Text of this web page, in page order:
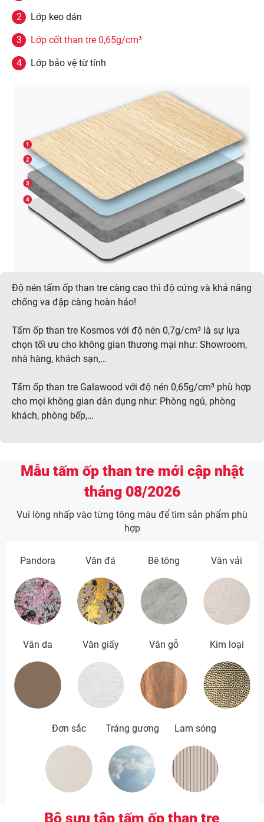
Lớp keo dán
Lớp cốt than tre 0,65g/cm³
Lớp bảo vệ từ tính
Độ nén tấm ốp than tre càng cao thì độ cứng và khả năng
chống va đập càng hoàn hảo!
Tấm ốp than tre Kosmos với độ nén 0,7g/cm³ là sự lựa
chọn tối ưu cho không gian thương mại như: Showroom,
nhà hàng, khách sạn,…
Tấm ốp than tre Galawood với độ nén 0,65g/cm³ phù hợp
cho mọi không gian dân dụng như: Phòng ngủ, phòng
khách, phòng bếp,…
Mẫu tấm ốp than tre mới cập nhật
tháng 08/2026
Vui lòng nhấp vào từng tông màu để tìm sản phẩm phù
hợp
Pandora Vân đá Bê tông Vân vải
Vân da Vân giấy Vân gỗ Kim loại
Đơn sắc Tráng gương Lam sóng
Bộ sưu tập tấm ốp than tre